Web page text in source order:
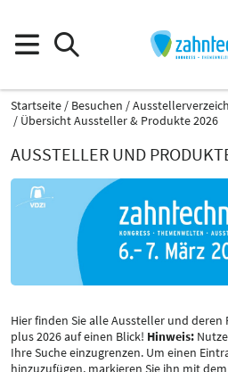
Startseite Besuchen
Übersicht Aussteller & Produkte 2026
AUSSTELLER UND
Hier finden Sie alle Aussteller und
plus 2026 auf einen Blick! Hinweis:
Ihre Suche einzugrenzen. Um einen
hinzuzufügen, markieren Sie ihn mit